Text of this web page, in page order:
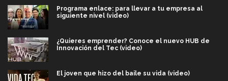
Programa enlace: para llevar a tu empresa al
siguiente nivel (video)
¿Quieres emprender? Conoce el nuevo HUB de
Innovación del Tec (video)
El joven que hizo del baile su vida (video)